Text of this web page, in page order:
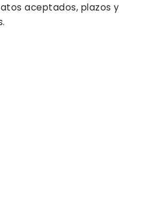
aceptados, plazos y